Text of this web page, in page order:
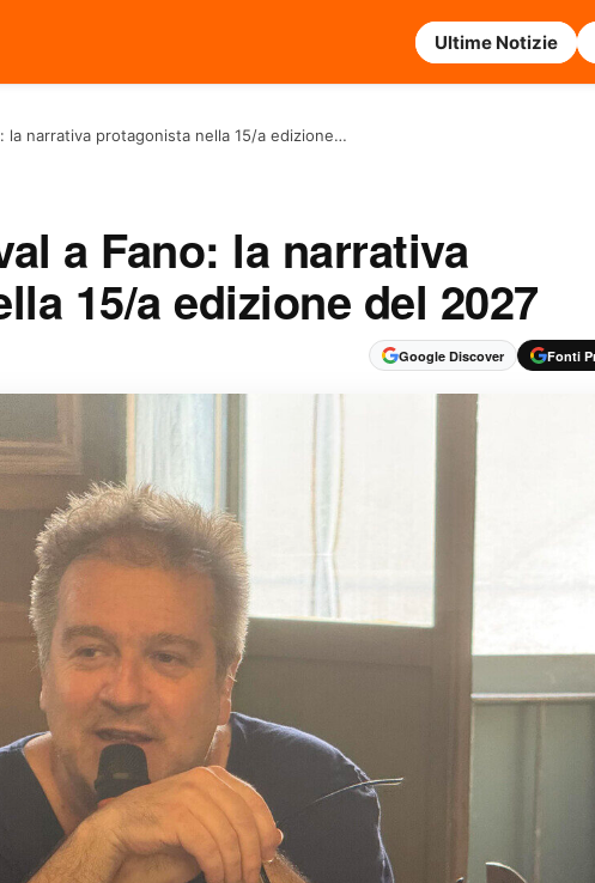
Ultime Notizie
la narrativa protagonista nella 15/a edizione…
a Fano: la narrativa
15/a edizione del 2027
Google Discover Fonti